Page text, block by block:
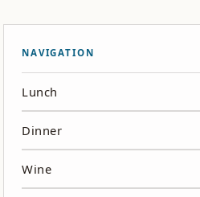
NAVIGATION
Lunch
Dinner
Wine